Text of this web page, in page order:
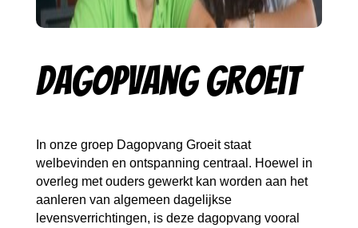
Dagopvang groeit
In onze groep Dagopvang Groeit staat
welbevinden en ontspanning centraal. Hoewel in
overleg met ouders gewerkt kan worden aan het
aanleren van algemeen dagelijkse
levensverrichtingen, is deze dagopvang vooral